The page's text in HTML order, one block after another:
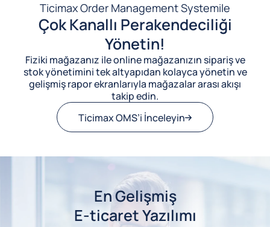
Ticimax Order Management Systemile
Çok Kanallı Perakendeciliği
Yönetin!
Fiziki mağazanız ile online mağazanızın sipariş ve
stok yönetimini tek altyapıdan kolayca yönetin ve
gelişmiş rapor ekranlarıyla mağazalar arası akışı
takip edin.
Ticimax OMS’i İnceleyin
En Gelişmiş
E-ticaret Yazılımı